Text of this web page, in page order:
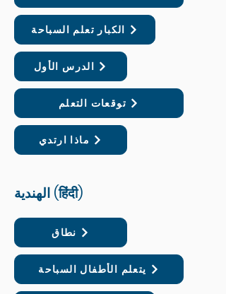
الكبار تعلم السباحة
الدرس الأول
توقعات التعلم
ماذا ارتدي
الهندية (हिंदी)
نطاق
يتعلم الأطفال السباحة